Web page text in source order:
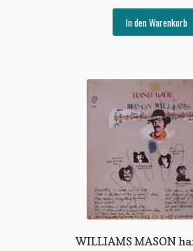
war:
€9,00
In den Warenkorb
WILLIAMS MASON